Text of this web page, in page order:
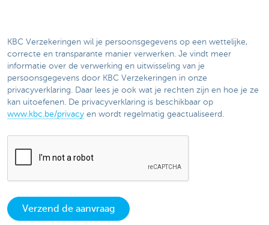
KBC Verzekeringen wil je persoonsgegevens op een wettelijke,
correcte en transparante manier verwerken. Je vindt meer
informatie over de verwerking en uitwisseling van je
persoonsgegevens door KBC Verzekeringen in onze
privacyverklaring. Daar lees je ook wat je rechten zijn en hoe je ze
kan uitoefenen. De privacyverklaring is beschikbaar op
www.kbc.be/privacy en wordt regelmatig geactualiseerd.
Verzend de aanvraag